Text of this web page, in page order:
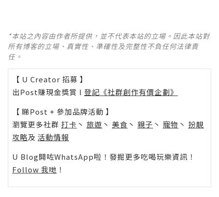
*本站之內容由作者所提供，並不代表本站的立場。因此本站對
所有博客的立場、真實性、準確性及完整性不負任何法律責
任。
【 U Creator 招募 】
出Post賺現金獎賞 l 登記《社群創作有價企劃》
【 睇Post + 參加品牌活動 】
瀏覽更多社群 打卡 丶 旅遊 丶 美食 丶 親子 丶 寵物 丶 扮靚
攻略及 活動情報
U Blog開咗WhatsApp啦！發掘更多吃喝玩樂資訊！
Follow 我哋 ！